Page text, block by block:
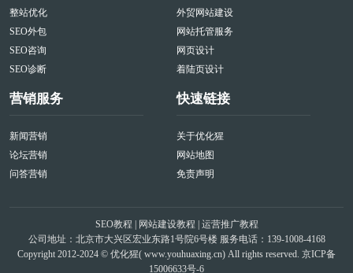
整站优化
SEO外包
SEO咨询
SEO诊断
外贸网站建设
网站托管服务
网页设计
着陆页设计
营销服务
新闻营销
论坛营销
问答营销
快速链接
关于优化猩
网站地图
免责声明
SEO教程 | 网站建设教程 | 运营推广教程
公司地址：北京市大兴区宏业东路1号院6号楼 服务电话：139-1008-4168
Copyright 2012-2024 © 优化猩( www.youhuaxing.cn) All rights reserved. 京ICP备
15006633号-6